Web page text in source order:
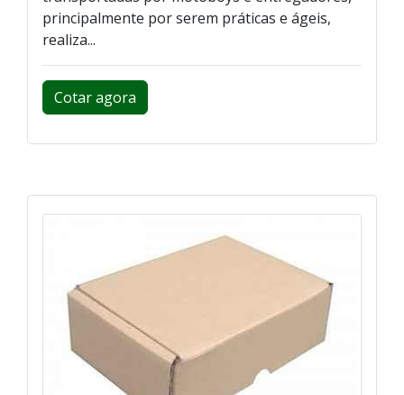
principalmente por serem práticas e ágeis,
realiza...
Cotar agora